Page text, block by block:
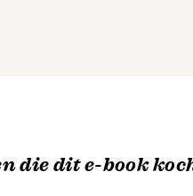
die dit e-book